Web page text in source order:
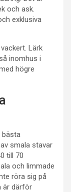
och ask.
exklusiva
Lärk
inomhus i
högre
bästa
smala stavar
till 70
och limmade
röra sig på
är därför